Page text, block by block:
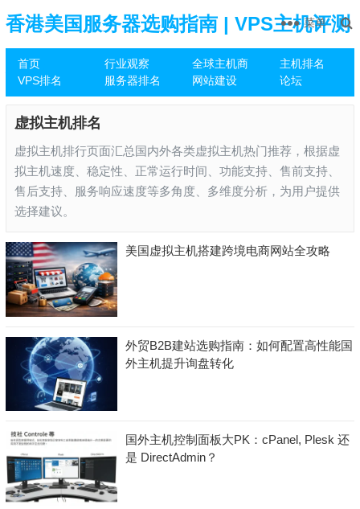
香港美国服务器选购指南 | VPS主机评测
推荐
首页 行业观察 全球主机商
主机排名
VPS排名
服务器排名 网站建设 论坛
菜单
虚拟主机排名
虚拟主机排行页面汇总国内外各类虚拟主机热门推荐，根据虚
拟主机速度、稳定性、正常运行时间、功能支持、售前支持、
售后支持、服务响应速度等多角度、多维度分析，为用户提供
选择建议。
美国虚拟主机搭建跨境电商网站全攻略
外贸B2B建站选购指南：如何配置高性能国
外主机提升询盘转化
国外主机控制面板大PK：cPanel, Plesk 还
是 DirectAdmin？